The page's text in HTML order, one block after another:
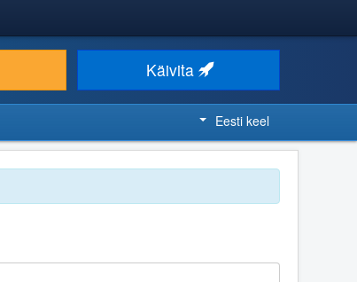
Käivita
Eesti keel